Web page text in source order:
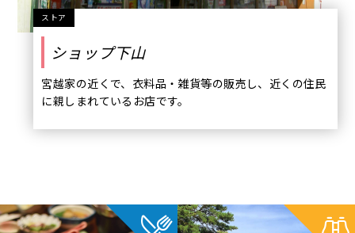
ストア
ショップ下山
宮越家の近くで、衣料品・雑貨等の販売し、近くの住民
に親しまれているお店です。